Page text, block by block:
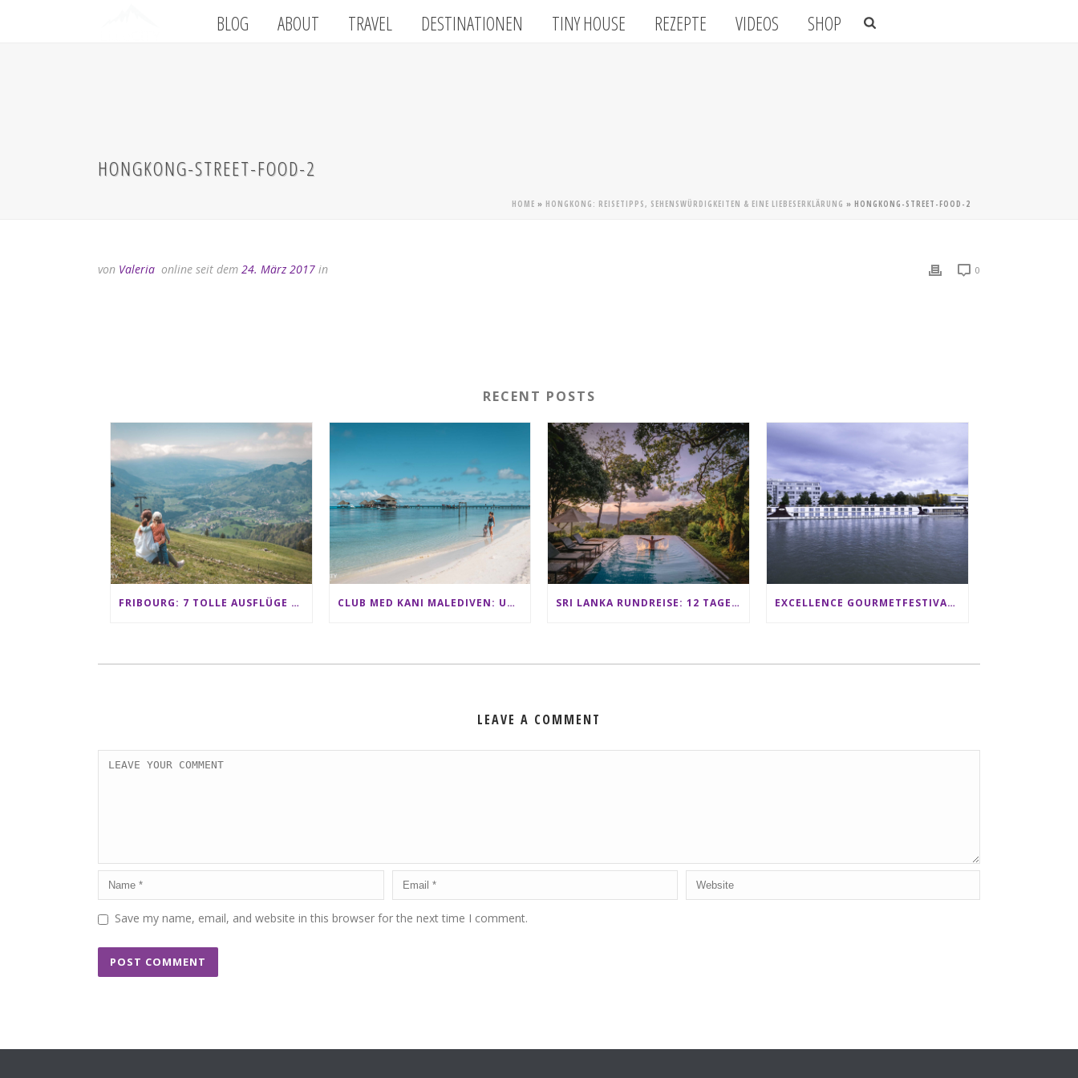
BLOG ABOUT TRAVEL DESTINATIONEN TINY HOUSE REZEPTE VIDEOS SHOP
HONGKONG-STREET-FOOD-2
HOME » HONGKONG: REISETIPPS, SEHENSWÜRDIGKEITEN & EINE LIEBESERKLÄRUNG » HONGKONG-STREET-FOOD-2
von Valeria online seit dem 24. März 2017 in 0
RECENT POSTS
FRIBOURG: 7 TOLLE AUSFLÜGE FÜR FAMILIEN VON CHARMEY BIS LES PACCOTS CLUB MED KANI MALEDIVEN: UNSERE ERFAHRUNGEN IM ALL-INCLUSIVE PARADIES SRI LANKA RUNDREISE: 12 TAGE ZWISCHEN ELEFANTEN, TEEPLANTAGEN & STRAND ALS FAMILIE EXCELLENCE GOURMETFESTIVAL ´25: ZWEI STERNEKÖCHE ANTONIO GUIDA & DARIO MORESCO VERWÖHNEN IHRE GÄSTE AUF EINER LUXERIÖSEN SCHIFFSREISE
LEAVE A COMMENT
Save my name, email, and website in this browser for the next time I comment.